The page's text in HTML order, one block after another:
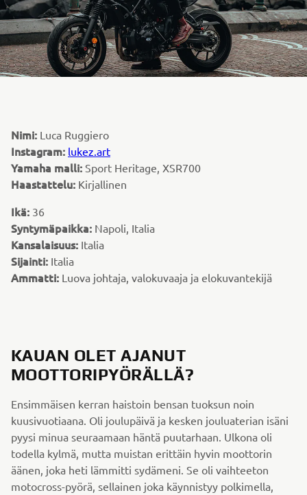
Nimi: Luca Ruggiero
Instagram: lukez.art
Yamaha malli: Sport Heritage, XSR700
Haastattelu: Kirjallinen
Ikä: 36
Syntymäpaikka: Napoli, Italia
Kansalaisuus: Italia
Sijainti: Italia
Ammatti: Luova johtaja, valokuvaaja ja elokuvantekijä
KAUAN OLET AJANUT
MOOTTORIPYÖRÄLLÄ?
Ensimmäisen kerran haistoin bensan tuoksun noin
kuusivuotiaana. Oli joulupäivä ja kesken jouluaterian isäni
pyysi minua seuraamaan häntä puutarhaan. Ulkona oli
todella kylmä, mutta muistan erittäin hyvin moottorin
äänen, joka heti lämmitti sydämeni. Se oli vaihteeton
motocross-pyörä, sellainen joka käynnistyy polkimella,